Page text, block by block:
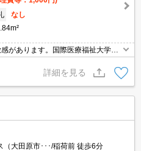
なし
があります。国際医療福祉大学生
ンジを付けることができます。
詳細を見る
（大田原市･･･/稲荷前 徒歩6分